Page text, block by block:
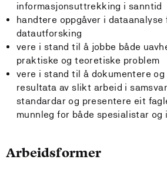
informasjonsuttrekking i sanntid
handtere oppgåver i
datautforsking
vere i stand til å jobbe både
praktiske og teoretiske problem
vere i stand til å dokumentere
resultata av slikt arbeid i
standardar og presentere eit
munnleg for både spesialistar
Arbeidsformer